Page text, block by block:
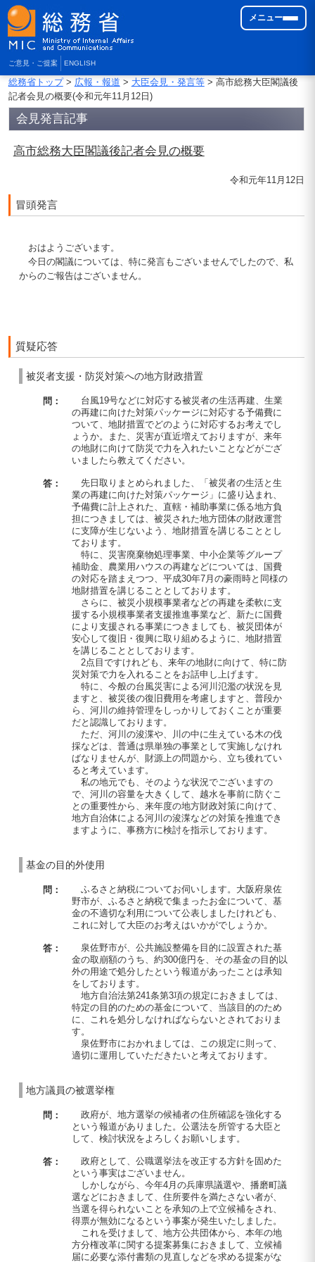
ご意見・ご提案 ENGLISH
メニュー
総務省トップ> 広報・報道 > 大臣会見・発言等> 高市総務大臣閣議後
記者会見の概要(令和元年11月12日)
会見発言記事
高市総務大臣閣議後記者会見の概要
令和元年11月12日
冒頭発言
おはようございます。
今日の閣議については、特に発言もございませんでしたので、私
からのご報告はございません。
質疑応答
被災者支援・防災対策への地方財政措置
問：
台風19号などに対応する被災者の生活再建、生業
の再建に向けた対策パッケージに対応する予備費に
ついて、地財措置でどのように対応するお考えでし
ょうか。また、災害が直近増えておりますが、来年
の地財に向けて防災で力を入れたいことなどがござ
いましたら教えてください。
答：
先日取りまとめられました、「被災者の生活と生
業の再建に向けた対策パッケージ」に盛り込まれ、
予備費に計上された、直轄・補助事業に係る地方負
担につきましては、被災された地方団体の財政運営
に支障が生じないよう、地財措置を講じることとし
ております。
特に、災害廃棄物処理事業、中小企業等グループ
補助金、農業用ハウスの再建などについては、国費
の対応を踏まえつつ、平成30年7月の豪雨時と同様の
地財措置を講じることとしております。
さらに、被災小規模事業者などの再建を柔軟に支
援する小規模事業者支援推進事業など、新たに国費
により支援される事業につきましても、被災団体が
安心して復旧・復興に取り組めるように、地財措置
を講じることとしております。
2点目ですけれども、来年の地財に向けて、特に防
災対策で力を入れることをお話申し上げます。
特に、今般の台風災害による河川氾濫の状況を見
ますと、被災後の復旧費用を考慮しますと、普段か
ら、河川の維持管理をしっかりしておくことが重要
だと認識しております。
ただ、河川の浚渫や、川の中に生えている木の伐
採などは、普通は県単独の事業として実施しなけれ
ばなりませんが、財源上の問題から、立ち後れてい
ると考えています。
私の地元でも、そのような状況でございますの
で、河川の容量を大きくして、越水を事前に防ぐこ
との重要性から、来年度の地方財政対策に向けて、
地方自治体による河川の浚渫などの対策を推進でき
ますように、事務方に検討を指示しております。
基金の目的外使用
問：
ふるさと納税についてお伺いします。大阪府泉佐
野市が、ふるさと納税で集まったお金について、基
金の不適切な利用について公表しましたけれども、
これに対して大臣のお考えはいかがでしょうか。
答：
泉佐野市が、公共施設整備を目的に設置された基
金の取崩額のうち、約300億円を、その基金の目的以
外の用途で処分したという報道があったことは承知
をしております。
地方自治法第241条第3項の規定におきましては、
特定の目的のための基金について、当該目的のため
に、これを処分しなければならないとされておりま
す。
泉佐野市におかれましては、この規定に則って、
適切に運用していただきたいと考えております。
地方議員の被選挙権
問：
政府が、地方選挙の候補者の住所確認を強化する
という報道がありました。公選法を所管する大臣と
して、検討状況をよろしくお願いします。
答：
政府として、公職選挙法を改正する方針を固めた
という事実はございません。
しかしながら、今年4月の兵庫県議選や、播磨町議
選などにおきまして、住所要件を満たさない者が、
当選を得られないことを承知の上で立候補をされ、
得票が無効になるという事案が発生いたしました。
これを受けまして、地方公共団体から、本年の地
方分権改革に関する提案募集におきまして、立候補
届に必要な添付書類の見直しなどを求める提案がな